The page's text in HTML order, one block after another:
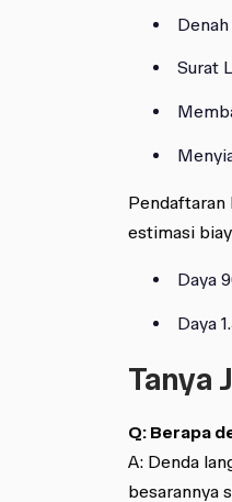
Surat
Pendaftaran
estimasi
Daya
Daya
Tanya
Q: Berapa
A: Denda
besarannya